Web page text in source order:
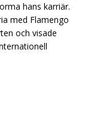
hans karriär.
med Flamengo
och visade